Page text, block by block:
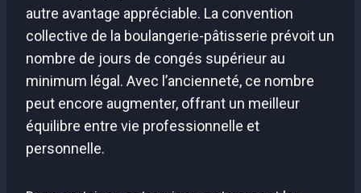
autre avantage appréciable. La convention
collective de la boulangerie-pâtisserie prévoit un
nombre de jours de congés supérieur au
minimum légal. Avec l’ancienneté, ce nombre
peut encore augmenter, offrant un meilleur
équilibre entre vie professionnelle et
personnelle.